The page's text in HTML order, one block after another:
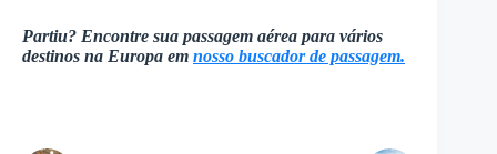
Partiu? Encontre sua passagem aérea para vários
destinos na Europa em nosso buscador de passagem.